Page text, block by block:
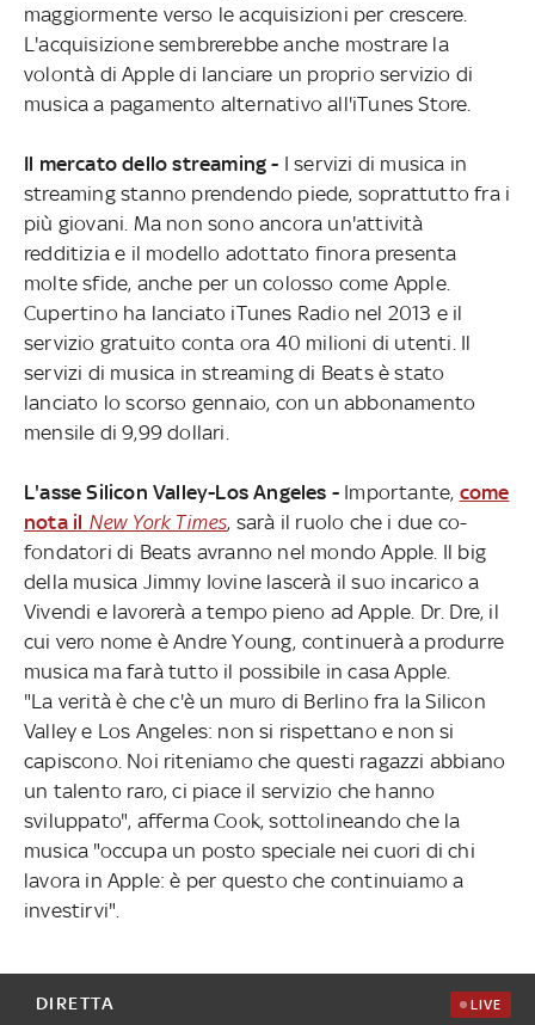
maggiormente verso le acquisizioni per crescere.
L'acquisizione sembrerebbe anche mostrare la
volontà di Apple di lanciare un proprio servizio di
musica a pagamento alternativo all'iTunes Store.
Il mercato dello streaming - I servizi di musica in
streaming stanno prendendo piede, soprattutto fra i
più giovani. Ma non sono ancora un'attività
redditizia e il modello adottato finora presenta
molte sfide, anche per un colosso come Apple.
Cupertino ha lanciato iTunes Radio nel 2013 e il
servizio gratuito conta ora 40 milioni di utenti. Il
servizi di musica in streaming di Beats è stato
lanciato lo scorso gennaio, con un abbonamento
mensile di 9,99 dollari.
L'asse Silicon Valley-Los Angeles -Importante, come
nota il New York Times, sarà il ruolo che i due co-
fondatori di Beats avranno nel mondo Apple. Il big
della musica Jimmy Iovine lascerà il suo incarico a
Vivendi e lavorerà a tempo pieno ad Apple. Dr. Dre, il
cui vero nome è Andre Young, continuerà a produrre
musica ma farà tutto il possibile in casa Apple.
"La verità è che c'è un muro di Berlino fra la Silicon
Valley e Los Angeles: non si rispettano e non si
capiscono. Noi riteniamo che questi ragazzi abbiano
un talento raro, ci piace il servizio che hanno
sviluppato", afferma Cook, sottolineando che la
musica "occupa un posto speciale nei cuori di chi
lavora in Apple: è per questo che continuiamo a
investirvi".
DIRETTA LIVE